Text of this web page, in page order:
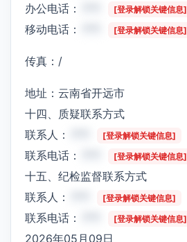
办公电话： [登录解锁关键信息]
移动电话： [登录解锁关键信息]
传真：/
地址：云南省开远市
十四、质疑联系方式
联系人：
[登录解锁关键信息]
联系电话： [登录解锁关键信息]
十五、纪检监督联系方式
联系人：
[登录解锁关键信息]
联系电话： [登录解锁关键信息]
2026年05月09日